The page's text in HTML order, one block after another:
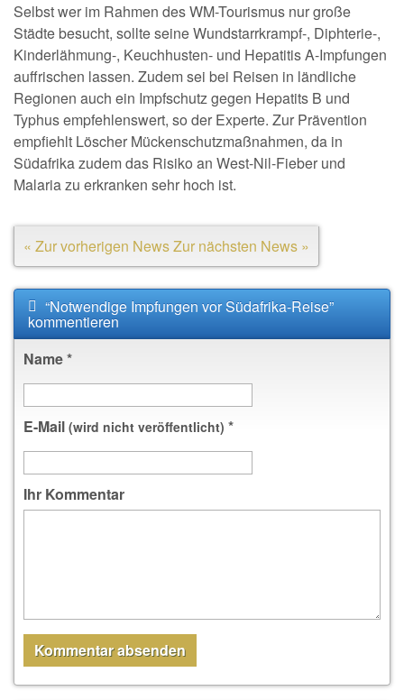
Selbst wer im Rahmen des WM-Tourismus nur große
Städte besucht, sollte seine Wundstarrkrampf-, Diphterie-,
Kinderlähmung-, Keuchhusten- und Hepatitis A-Impfungen
auffrischen lassen. Zudem sei bei Reisen in ländliche
Regionen auch ein Impfschutz gegen Hepatits B und
Typhus empfehlenswert, so der Experte. Zur Prävention
empfiehlt Löscher Mückenschutzmaßnahmen, da in
Südafrika zudem das Risiko an West-Nil-Fieber und
Malaria zu erkranken sehr hoch ist.
« Zur vorherigen NewsZur nächsten News »
“Notwendige Impfungen vor Südafrika-Reise”
kommentieren
Name*
E-Mail (wird nicht veröffentlicht) *
Ihr Kommentar